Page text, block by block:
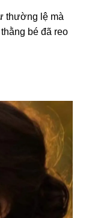
thườnɡ lệ mà
bé đã reo